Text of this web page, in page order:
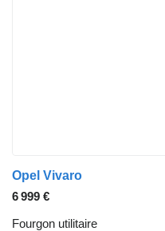
Opel Vivaro
6 999 €
Fourgon utilitaire